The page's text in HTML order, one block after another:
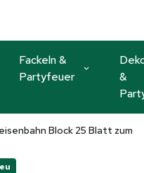
Fackeln &
Partyfeuer
&
Block 25 Blatt zum